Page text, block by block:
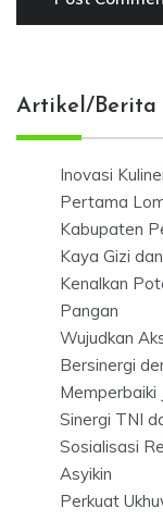
Artikel/Berita
Inovasi
Pertama
Kabupaten
Kaya Gizi
Kenalkan
Pangan
Wujudkan
Bersinergi
Memperbaiki
Sinergi TNI
Sosialisasi
Asyikin
Perkuat